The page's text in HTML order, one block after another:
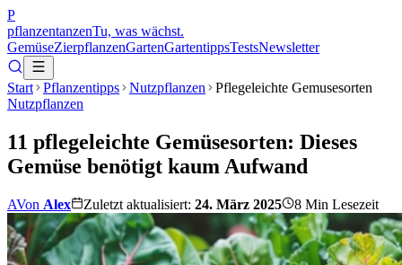
P
pflanzentanzenTu, was wächst.
GemüseZierpflanzenGartenGartentippsTestsNewsletter
Start Pflanzentipps Nutzpflanzen
Pflegeleichte Gemusesorten
Nutzpflanzen
11 pflegeleichte Gemüsesorten: Dieses
Gemüse benötigt kaum Aufwand
AVon Alex Zuletzt aktualisiert: 24. März 2025 8 Min Lesezeit